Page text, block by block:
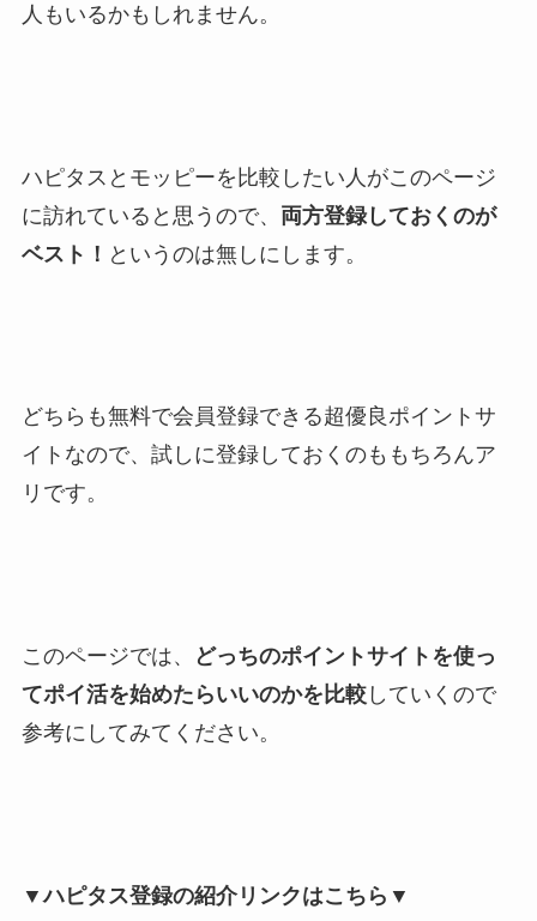
人もいるかもしれません。
ハピタスとモッピーを比較したい人がこのページ
に訪れていると思うので、 両方登録しておくのが
ベスト！ というのは無しにします。
どちらも無料で会員登録できる超優良ポイントサ
イトなので、試しに登録しておくのももちろんア
リです。
このページでは、
どっちのポイントサイトを使っ
てポイ活を始めたらいいのかを比較していくので
参考にしてみてください。
▼ハピタス登録の紹介リンクはこちら▼